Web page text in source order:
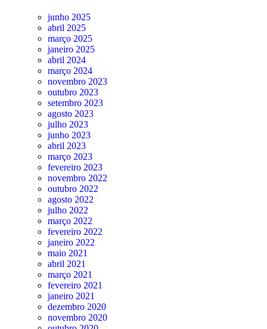
junho 2025
abril 2025
março 2025
janeiro 2025
abril 2024
março 2024
novembro 2023
outubro 2023
setembro 2023
agosto 2023
julho 2023
junho 2023
abril 2023
março 2023
fevereiro 2023
novembro 2022
outubro 2022
agosto 2022
julho 2022
março 2022
fevereiro 2022
janeiro 2022
maio 2021
abril 2021
março 2021
fevereiro 2021
janeiro 2021
dezembro 2020
novembro 2020